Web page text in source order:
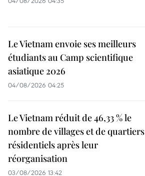
Le Vietnam envoie ses meilleurs
étudiants au Camp scientifique
asiatique 2026
04/08/2026 04:25
Le Vietnam réduit de 46,33 % le
nombre de villages et de quartiers
résidentiels après leur
réorganisation
03/08/2026 13:42